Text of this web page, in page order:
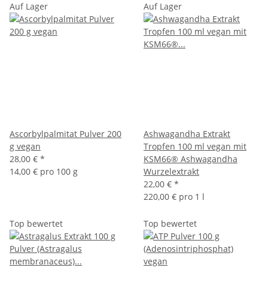
Auf Lager
Ascorbylpalmitat Pulver 200
g vegan
28,00 € *
14,00 € pro 100 g
Auf Lager
Ashwagandha Extrakt
Tropfen 100 ml vegan mit
KSM66® Ashwagandha
Wurzelextrakt
22,00 € *
220,00 € pro 1 l
Top bewertet Top bewertet